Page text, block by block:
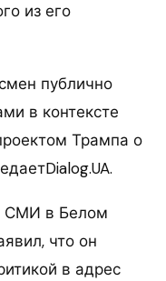
из его
публично
в контексте
Трампа о
СМИ в Белом
что он
в адрес